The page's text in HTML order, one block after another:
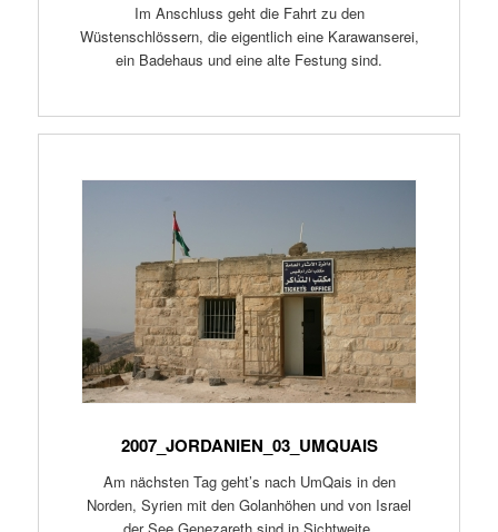
Im Anschluss geht die Fahrt zu den
Wüstenschlössern, die eigentlich eine Karawanserei,
ein Badehaus und eine alte Festung sind.
2007_JORDANIEN_03_UMQUAIS
Am nächsten Tag geht’s nach UmQais in den
Norden, Syrien mit den Golanhöhen und von Israel
der See Genezareth sind in Sichtweite.